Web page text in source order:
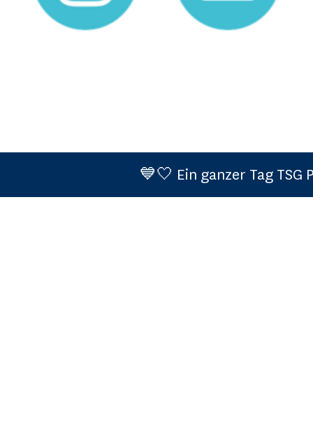
💙🤍 Ein ganzer Tag TSG